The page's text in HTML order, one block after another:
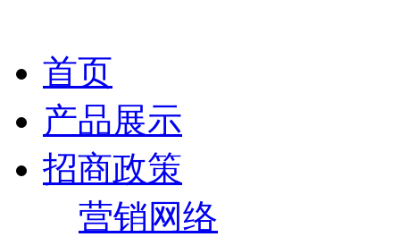
首页
产品展示
招商政策
营销网络